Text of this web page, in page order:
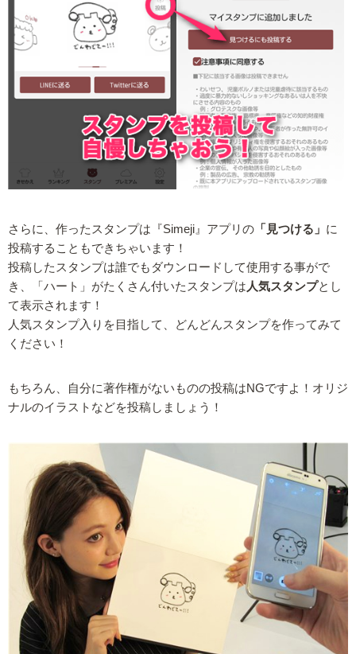
さらに、作ったスタンプは『Simeji』アプリの 「見つける」 に
投稿することもできちゃいます！
投稿したスタンプは誰でもダウンロードして使用する事がで
き、「ハート」がたくさん付いたスタンプは 人気スタンプとし
て表示されます！
人気スタンプ入りを目指して、どんどんスタンプを作ってみて
ください！
もちろん、自分に著作権がないものの投稿はNGですよ！オリジ
ナルのイラストなどを投稿しましょう！